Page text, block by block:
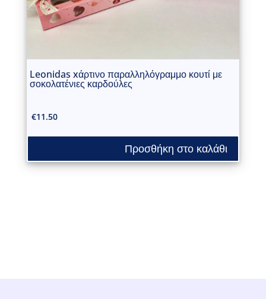
Leonidas xάρτινο παραλληλόγραμμο κουτί με
σοκολατένιες καρδούλες
€11.50
Προσθήκη στο καλάθι